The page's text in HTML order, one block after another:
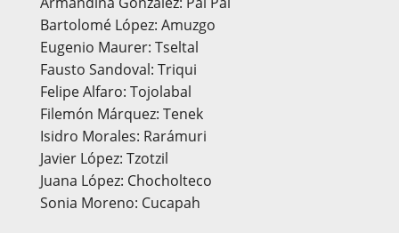
Bartolomé López: Amuzgo
Eugenio Maurer: Tseltal
Fausto Sandoval: Triqui
Felipe Alfaro: Tojolabal
Filemón Márquez: Tenek
Isidro Morales: Rarámuri
Javier López: Tzotzil
Juana López: Chocholteco
Sonia Moreno: Cucapah